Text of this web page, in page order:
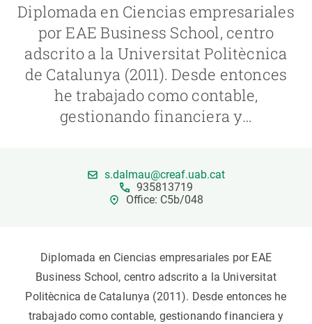
Diplomada en Ciencias empresariales
por EAE Business School, centro
adscrito a la Universitat Politècnica
de Catalunya (2011). Desde entonces
he trabajado como contable,
gestionando financiera y…
s.dalmau@creaf.uab.cat
935813719
Office: C5b/048
Diplomada en Ciencias empresariales por EAE
Business School, centro adscrito a la Universitat
Politècnica de Catalunya (2011). Desde entonces he
trabajado como contable, gestionando financiera y
ÚNETE A NOSOTROS
PARTICIPA
NOTICIAS Y AGENDA